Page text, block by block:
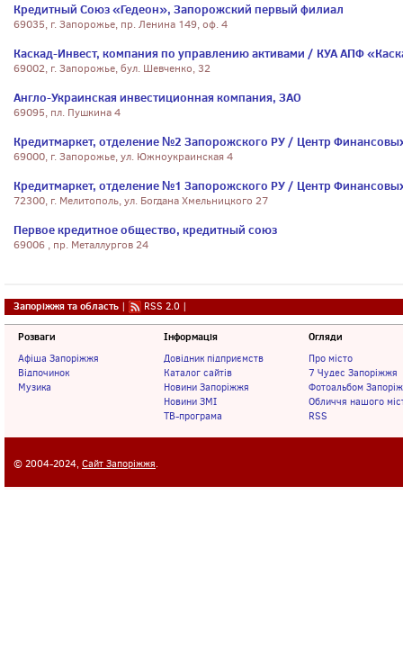
Кредитный Союз «Гедеон», Запорожский первый филиал
69035, г. Запорожье, пр. Ленина 149, оф. 4
Каскад-Инвест, компания по управлению активами / КУА АПФ
69002, г. Запорожье, бул. Шевченко, 32
Англо-Украинская инвестиционная компания, ЗАО
69095, пл. Пушкина 4
Кредитмаркет, отделение №2 Запорожского РУ / Центр
69000, г. Запорожье, ул. Южноукраинская 4
Кредитмаркет, отделение №1 Запорожского РУ / Центр
72300, г. Мелитополь, ул. Богдана Хмельницкого 27
Первое кредитное общество, кредитный союз
69006 , пр. Металлургов 24
Запоріжжя та область | RSS 2.0 |
Розваги
Афіша Запоріжжя
Відпочинок
Музика
Інформація
Довідник підприємств
Каталог сайтів
Новини Запоріжжя
Новини ЗМІ
ТВ-програма
Огляди
Про місто
7 Чудес Запоріжжя
Фотоальбом
Обличчя нашого
RSS
© 2004-2024, Сайт Запоріжжя.